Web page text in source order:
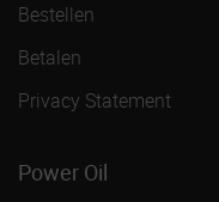
Bestellen
Betalen
Privacy Statement
Power Oil